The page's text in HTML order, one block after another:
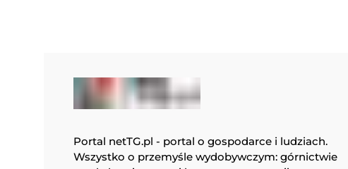
Portal netTG.pl - portal o gospodarce i ludziach.
Wszystko o przemyśle wydobywczym: górnictwie